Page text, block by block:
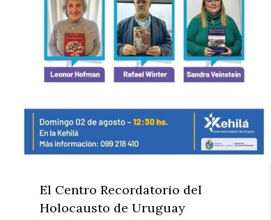
El Centro Recordatorio del
Holocausto de Uruguay